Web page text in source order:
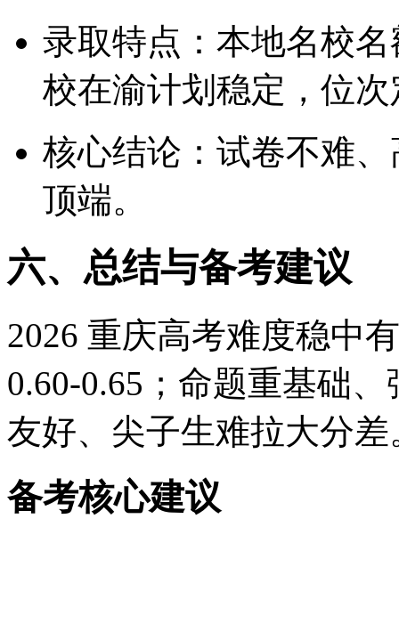
录取特点：本地名校
校在渝计划稳定，位
核心结论：试卷不难
顶端。
六、总结与备考建议
2026 重庆高考难度稳中
0.60-0.65；命题重基础
友好、尖子生难拉大分差
备考核心建议